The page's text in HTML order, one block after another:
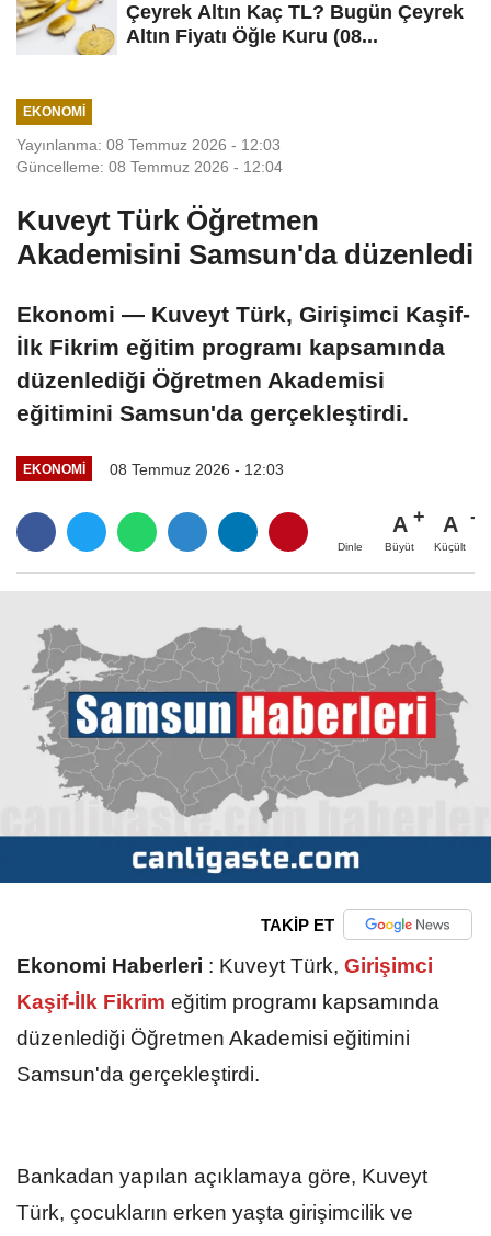
Çeyrek Altın Kaç TL? Bugün Çeyrek
Altın Fiyatı Öğle Kuru (08...
EKONOMI
Yayınlanma: 08 Temmuz 2026 - 12:03
Güncelleme: 08 Temmuz 2026 - 12:04
Kuveyt Türk Öğretmen
Akademisini Samsun'da düzenledi
Ekonomi — Kuveyt Türk, Girişimci Kaşif-
İlk Fikrim eğitim programı kapsamında
düzenlediği Öğretmen Akademisi
eğitimini Samsun'da gerçekleştirdi.
EKONOMI 08 Temmuz 2026 - 12:03
Dinle
A
Büyüt
A
Küçült
TAKİP ET
Ekonomi Haberleri : Kuveyt Türk, Girişimci
Kaşif-İlk Fikrim eğitim programı kapsamında
düzenlediği Öğretmen Akademisi eğitimini
Samsun'da gerçekleştirdi.
Bankadan yapılan açıklamaya göre, Kuveyt
Türk, çocukların erken yaşta girişimcilik ve